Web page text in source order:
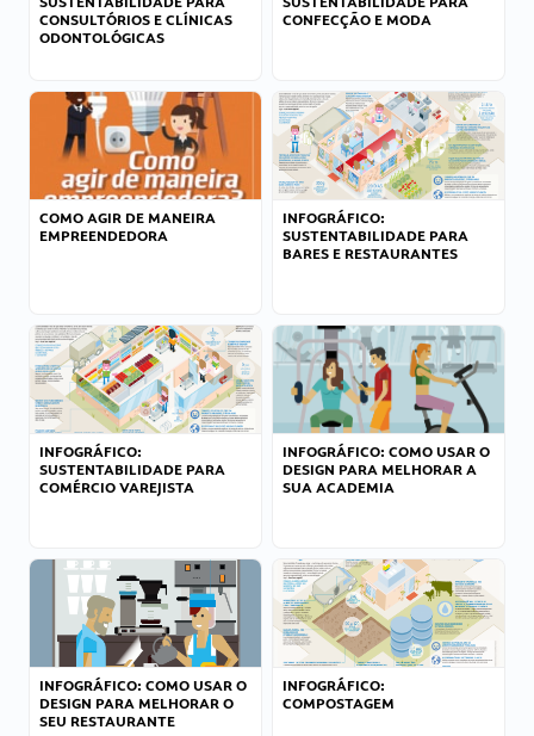
CONSULTÓRIOS E CLÍNICAS
ODONTOLÓGICAS
CONFECÇÃO E MODA
COMO AGIR DE MANEIRA
EMPREENDEDORA
INFOGRÁFICO:
SUSTENTABILIDADE PARA
BARES E RESTAURANTES
INFOGRÁFICO:
SUSTENTABILIDADE PARA
COMÉRCIO VAREJISTA
INFOGRÁFICO: COMO USAR O
DESIGN PARA MELHORAR A
SUA ACADEMIA
INFOGRÁFICO: COMO USAR O
DESIGN PARA MELHORAR O
SEU RESTAURANTE
INFOGRÁFICO:
COMPOSTAGEM